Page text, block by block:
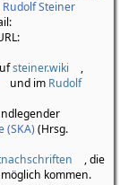
derRudolf
Rudolf Steiner
URL:
steiner.wiki
und imRudolf
(Hrsg.
, die